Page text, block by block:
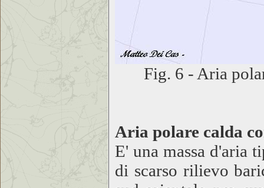
Fig. 6 - Aria
Aria polare calda
E' una massa d'aria
di scarso rilievo